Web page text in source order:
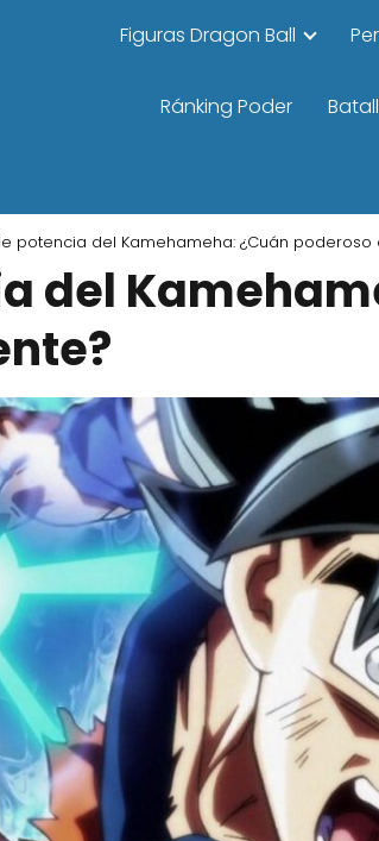
Figuras Dragon Ball
Ránking Poder
potencia del Kamehameha: ¿Cuán poderoso
del